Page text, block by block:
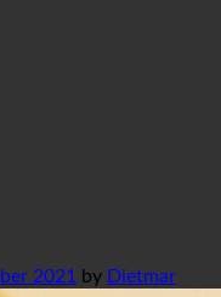
2021 by Dietmar